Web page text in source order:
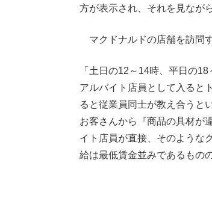
方が表示され、それを見なが
マクドナルドの店舗を訪問
「土日の12～14時、平日の
アルバイト店員として入ると
ると従業員同士が教え合うと
お客さんから『商品の具材が
イト店員が直接、そのような
給は最低賃金並みであるもの